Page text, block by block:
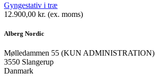
Gyngestativ i træ
12.900,00 kr. (ex. moms)
Alberg Nordic
​Mølledammen 55 (KUN ADMINISTRATION)
3550 Slangerup
Danmark